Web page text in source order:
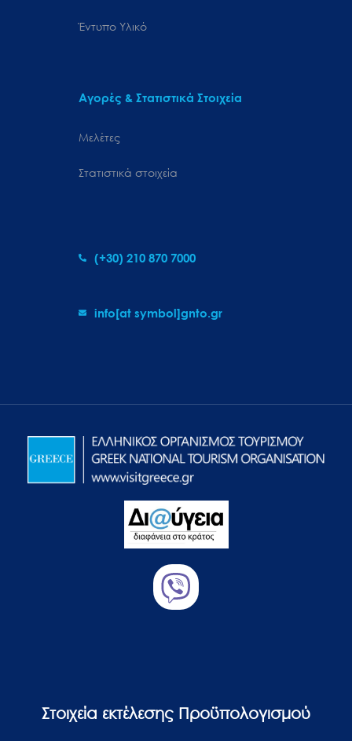
Έντυπο Υλικό
Αγορές & Στατιστικά Στοιχεία
Μελέτες
Στατιστικά στοιχεία
(+30) 210 870 7000
info[at symbol]gnto.gr
Στοιχεία εκτέλεσης Προϋπολογισμού